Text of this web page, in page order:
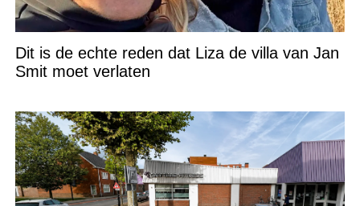
Dit is de echte reden dat Liza de villa van Jan
Smit moet verlaten